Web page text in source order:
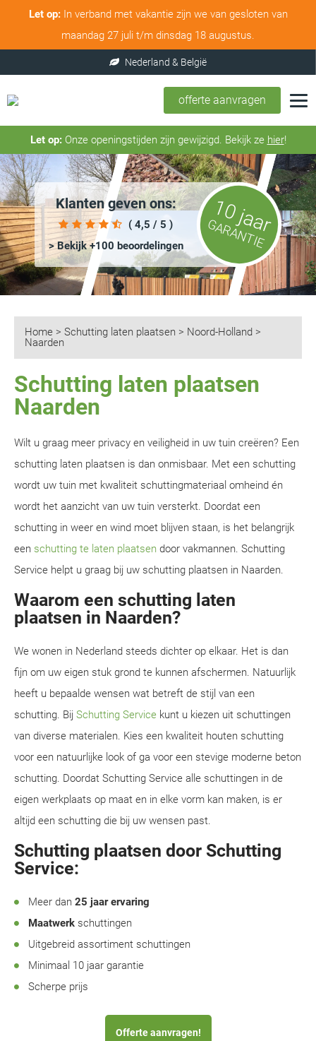
Let op:In verband met vakantie zijn we van gesloten van
maandag 27 juli t/m dinsdag 18 augustus.
offerte aanvragen
Let op:Onze openingstijden zijn gewijzigd. Bekijk ze hier!
Klanten geven ons:
( 4,5 / 5 )
> Bekijk +100 beoordelingen
10 jaar
GARANTIE
Home > Schutting laten plaatsen > Noord-Holland >
Naarden
Schutting laten plaatsen
Naarden
Wilt u graag meer privacy en veiligheid in uw tuin creëren? Een
schutting laten plaatsen is dan onmisbaar. Met een schutting
wordt uw tuin met kwaliteit schuttingmateriaal omheind én
wordt het aanzicht van uw tuin versterkt. Doordat een
schutting in weer en wind moet blijven staan, is het belangrijk
een schutting te laten plaatsen door vakmannen. Schutting
Service helpt u graag bij uw schutting plaatsen in Naarden.
Waarom een schutting laten
plaatsen in Naarden?
We wonen in Nederland steeds dichter op elkaar. Het is dan
fijn om uw eigen stuk grond te kunnen afschermen. Natuurlijk
heeft u bepaalde wensen wat betreft de stijl van een
schutting. Bij Schutting Service kunt u kiezen uit schuttingen
van diverse materialen. Kies een kwaliteit houten schutting
voor een natuurlijke look of ga voor een stevige moderne beton
schutting. Doordat Schutting Service alle schuttingen in de
eigen werkplaats op maat en in elke vorm kan maken, is er
altijd een schutting die bij uw wensen past.
Schutting plaatsen door Schutting
Service:
Meer dan 25 jaar ervaring
Maatwerk schuttingen
Uitgebreid assortiment schuttingen
Minimaal 10 jaar garantie
Scherpe prijs
Offerte aanvragen!